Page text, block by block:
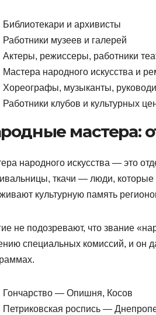
Библиотекари и архивисты
Работники музеев и галерей
Актеры, режиссеры, работники
Мастера народного искусства и
Хореографы, музыканты,
Работники клубов и культурных
мастера:
народного искусства — это
ткачи — люди, которые
культурную память
не подозревают, что звание
специальных комиссий, и он
Гончарство — Опишня, Косов
Петриковская роспись —